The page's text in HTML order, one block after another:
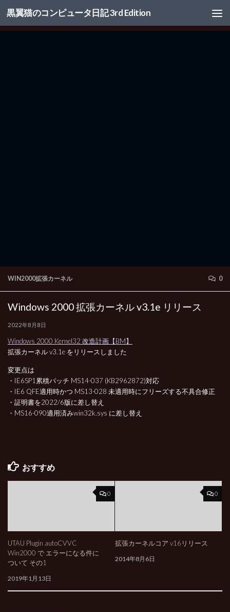
コンテンツへスキップ
黒翼猫のコンピュータ日記 3rd Edition
WIN2000拡張カーネル 0
Windows 2000 拡張カーネル v3.1e リリース
2022年8月8日
Windows 2000 Kernel32 改造計画【BM】
拡張カーネル v3.1e をリリースしました
変更点は
・IE6SP1累積パッチ MS14-037 (KB2962872)対応
・IE6 QFE適用時かつ MS13-028 未適用時にフリーズする不具合修正
・証明書を2022/6版に差し替え
・MS16-090適用済みwin32k.sys に差し替え
おすすめ
0
UTAU Plugin autoCVVC
Win2000 で エラーになる件に
ついて その1
2019年1月13日
0
拡張カーネルコア v16リリース
2014年8月6日